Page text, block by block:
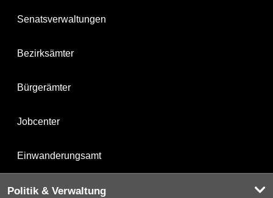
Senatsverwaltungen
Bezirksämter
Bürgerämter
Jobcenter
Einwanderungsamt
Politik & Verwaltung